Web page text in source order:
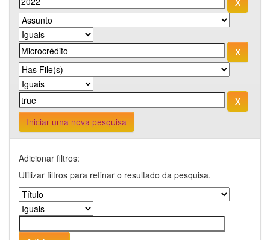
Iniciar uma nova pesquisa
Adicionar filtros:
Utilizar filtros para refinar o resultado da pesquisa.